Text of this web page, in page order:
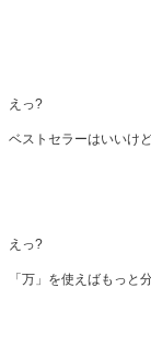
えっ?
ベストセラーはいいけ
えっ?
「万」を使えばもっと